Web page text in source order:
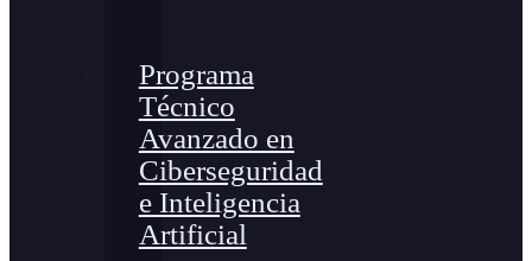
Programa
Técnico
Avanzado en
Ciberseguridad
e Inteligencia
Artificial